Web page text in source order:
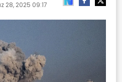
28, 2025 09:17